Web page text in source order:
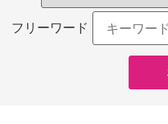
フリーワード